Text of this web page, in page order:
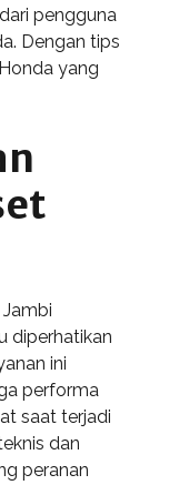
pengguna
Dengan tips
yang
diperhatikan
ini
performa
saat terjadi
dan
peranan